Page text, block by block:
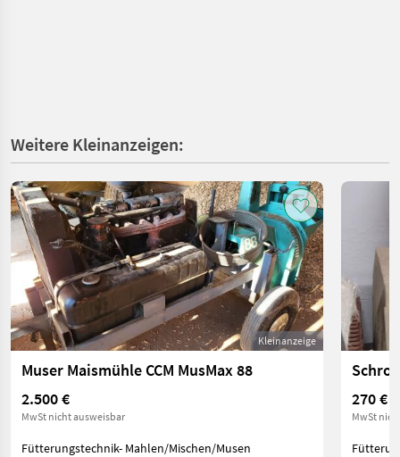
Weitere Kleinanzeigen:
Kleinanzeige
Muser Maismühle CCM MusMax 88
2.500 €
MwSt nicht ausweisbar
Fütterungstechnik- Mahlen/Mischen/Musen
270 €
MwSt